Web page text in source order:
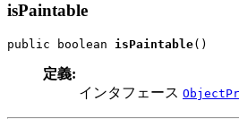
isPaintable
public boolean isPaintable()
定義:
インタフェース